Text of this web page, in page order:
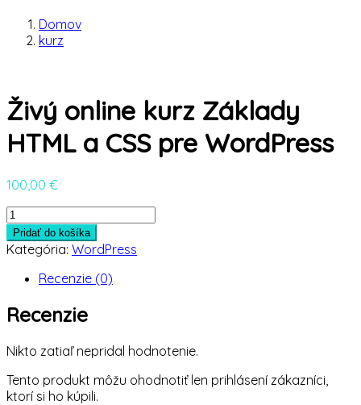
Domov
kurz
Živý online kurz Základy
HTML a CSS pre WordPress
100,00 €
množstvo
Živý
online
Základy
a
CSS
pre
WordPress
Pridať do košíka
Kategória: WordPress
Recenzie (0)
Recenzie
Nikto zatiaľ nepridal hodnotenie.
Tento produkt môžu ohodnotiť len prihlásení zákazníci,
ktorí si ho kúpili.